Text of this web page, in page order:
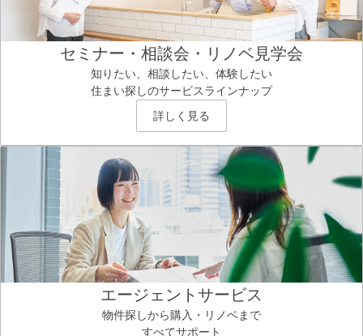
セミナー・相談会・リノベ見学会
知りたい、相談したい、体験したい
住まい探しのサービスラインナップ
詳しく見る
エージェントサービス
物件探しから購入・リノベまで
すべてサポート